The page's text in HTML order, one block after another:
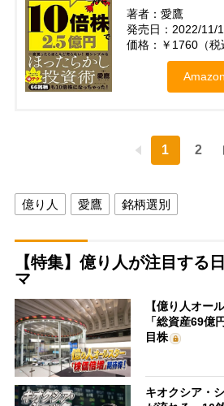
著者：愛鷹
発売日：2022/11/
価格：￥1760（税
1 2
億り人 愛鷹 銘柄選別
【特集】億り人が注目する
マ
【億り人オー
「総資産69億
目株
キオクシア・